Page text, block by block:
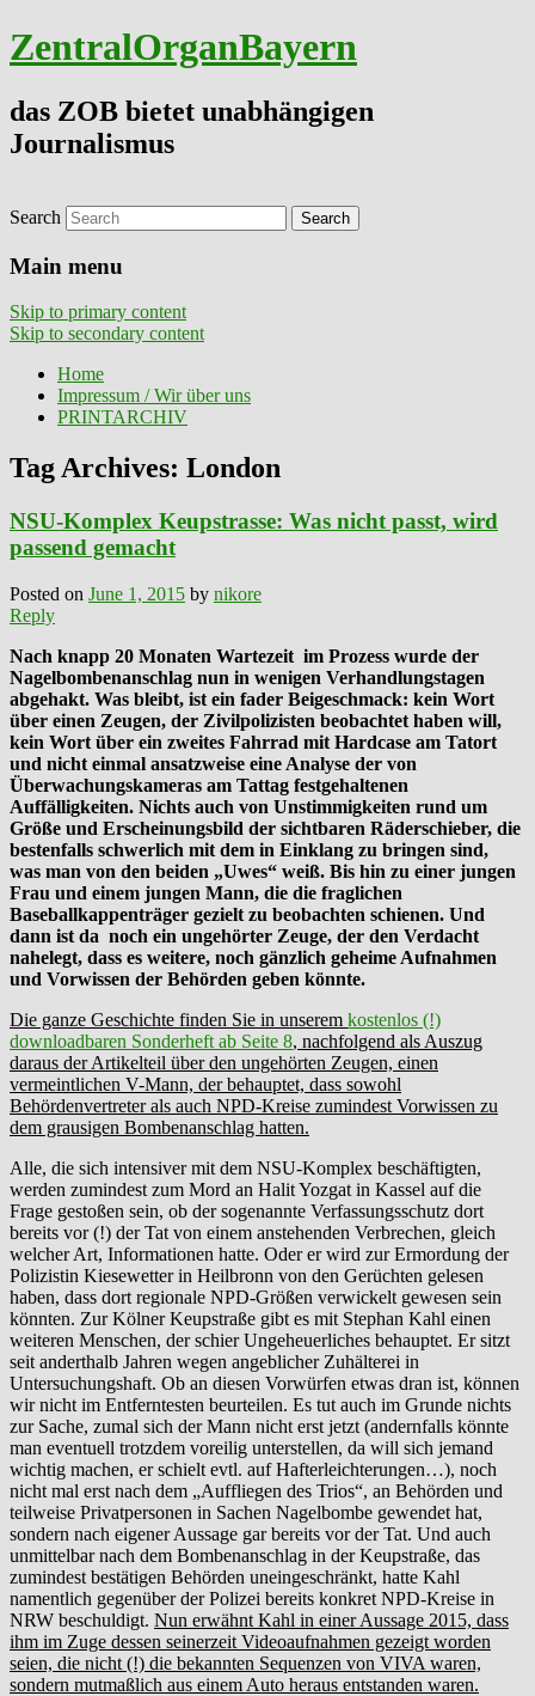
ZentralOrganBayern
das ZOB bietet unabhängigen
Journalismus
Search
Main menu
Skip to primary content
Skip to secondary content
Home
Impressum / Wir über uns
PRINTARCHIV
Tag Archives: London
NSU-Komplex Keupstrasse: Was nicht passt, wird
passend gemacht
Posted on June 1, 2015 by nikore
Reply
Nach knapp 20 Monaten Wartezeit im Prozess wurde der
Nagelbombenanschlag nun in wenigen Verhandlungstagen
abgehakt. Was bleibt, ist ein fader Beigeschmack: kein Wort
über einen Zeugen, der Zivilpolizisten beobachtet haben will,
kein Wort über ein zweites Fahrrad mit Hardcase am Tatort
und nicht einmal ansatzweise eine Analyse der von
Überwachungskameras am Tattag festgehaltenen
Auffälligkeiten. Nichts auch von Unstimmigkeiten rund um
Größe und Erscheinungsbild der sichtbaren Räderschieber, die
bestenfalls schwerlich mit dem in Einklang zu bringen sind,
was man von den beiden „Uwes“ weiß. Bis hin zu einer jungen
Frau und einem jungen Mann, die die fraglichen
Baseballkappenträger gezielt zu beobachten schienen. Und
dann ist da noch ein ungehörter Zeuge, der den Verdacht
nahelegt, dass es weitere, noch gänzlich geheime Aufnahmen
und Vorwissen der Behörden geben könnte.
Die ganze Geschichte finden Sie in unserem kostenlos (!)
downloadbaren Sonderheft ab Seite 8, nachfolgend als Auszug
daraus der Artikelteil über den ungehörten Zeugen, einen
vermeintlichen V-Mann, der behauptet, dass sowohl
Behördenvertreter als auch NPD-Kreise zumindest Vorwissen zu
dem grausigen Bombenanschlag hatten.
Alle, die sich intensiver mit dem NSU-Komplex beschäftigten,
werden zumindest zum Mord an Halit Yozgat in Kassel auf die
Frage gestoßen sein, ob der sogenannte Verfassungsschutz dort
bereits vor (!) der Tat von einem anstehenden Verbrechen, gleich
welcher Art, Informationen hatte. Oder er wird zur Ermordung der
Polizistin Kiesewetter in Heilbronn von den Gerüchten gelesen
haben, dass dort regionale NPD-Größen verwickelt gewesen sein
könnten. Zur Kölner Keupstraße gibt es mit Stephan Kahl einen
weiteren Menschen, der schier Ungeheuerliches behauptet. Er sitzt
seit anderthalb Jahren wegen angeblicher Zuhälterei in
Untersuchungshaft. Ob an diesen Vorwürfen etwas dran ist, können
wir nicht im Entferntesten beurteilen. Es tut auch im Grunde nichts
zur Sache, zumal sich der Mann nicht erst jetzt (andernfalls könnte
man eventuell trotzdem voreilig unterstellen, da will sich jemand
wichtig machen, er schielt evtl. auf Hafterleichterungen…), noch
nicht mal erst nach dem „Auffliegen des Trios“, an Behörden und
teilweise Privatpersonen in Sachen Nagelbombe gewendet hat,
sondern nach eigener Aussage gar bereits vor der Tat. Und auch
unmittelbar nach dem Bombenanschlag in der Keupstraße, das
zumindest bestätigen Behörden uneingeschränkt, hatte Kahl
namentlich gegenüber der Polizei bereits konkret NPD-Kreise in
NRW beschuldigt. Nun erwähnt Kahl in einer Aussage 2015, dass
ihm im Zuge dessen seinerzeit Videoaufnahmen gezeigt worden
seien, die nicht (!) die bekannten Sequenzen von VIVA waren,
sondern mutmaßlich aus einem Auto heraus entstanden waren.